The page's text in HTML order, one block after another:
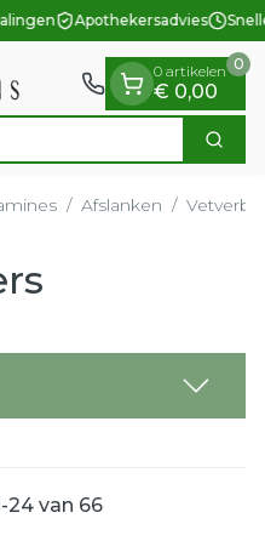
Apothekersadvies
Zoek
0 artikelen
€ 0,00
0
/ Afslanken /
-24 van 66